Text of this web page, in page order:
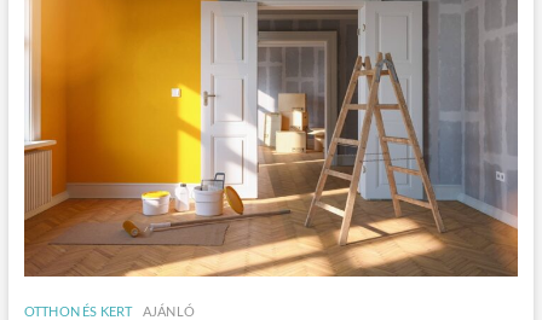
OTTHON ÉS KERT AJÁNLÓ